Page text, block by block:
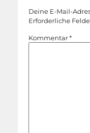
Deine E-Mail-
Erforderliche
Kommentar*